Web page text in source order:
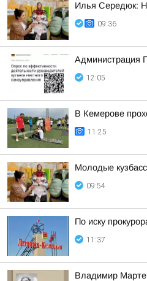
Илья Середюк:
09:36
Администрация
12:05
В Кемерове
11:25
Молодые
09:54
По иску
11:37
Владимир